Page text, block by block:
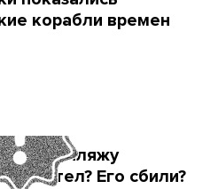
корабли времен
по пляжу
летел? Его сбили?